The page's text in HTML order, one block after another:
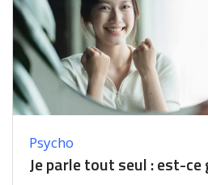
Psycho
Je parle tout seul : est-ce